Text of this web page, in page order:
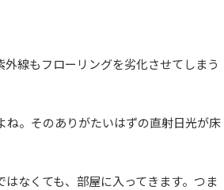
線もフローリングを劣化させてしまう
。そのありがたいはずの直射日光が床
なくても、部屋に入ってきます。つま